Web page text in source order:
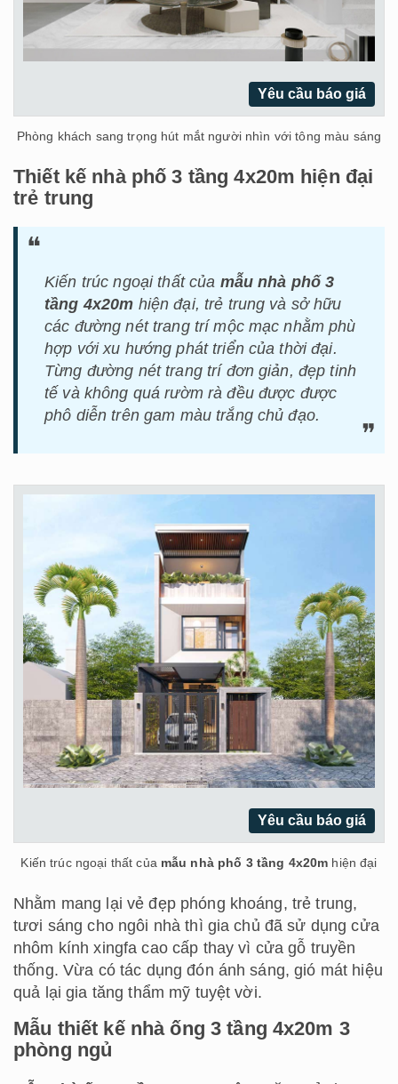
Yêu cầu báo giá
Phòng khách sang trọng hút mắt người nhìn với tông màu sáng
Thiết kế nhà phố 3 tầng 4x20m hiện đại
trẻ trung
Kiến trúc ngoại thất của mẫu nhà phố 3
tầng 4x20m hiện đại, trẻ trung và sở hữu
các đường nét trang trí mộc mạc nhằm phù
hợp với xu hướng phát triển của thời đại.
Từng đường nét trang trí đơn giản, đẹp tinh
tế và không quá rườm rà đều được được
phô diễn trên gam màu trắng chủ đạo.
Yêu cầu báo giá
Kiến trúc ngoại thất của mẫu nhà phố 3 tầng 4x20m hiện đại
Nhằm mang lại vẻ đẹp phóng khoáng, trẻ trung,
tươi sáng cho ngôi nhà thì gia chủ đã sử dụng cửa
nhôm kính xingfa cao cấp thay vì cửa gỗ truyền
thống. Vừa có tác dụng đón ánh sáng, gió mát hiệu
quả lại gia tăng thẩm mỹ tuyệt vời.
Mẫu thiết kế nhà ống 3 tầng 4x20m 3
phòng ngủ